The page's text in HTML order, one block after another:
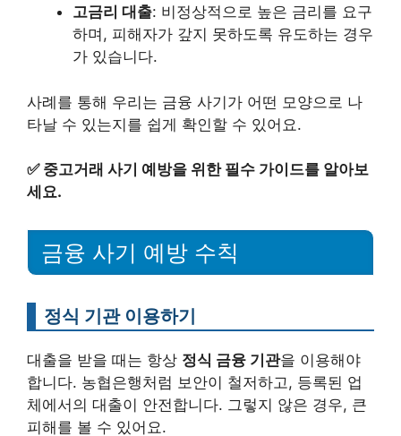
고금리 대출: 비정상적으로 높은 금리를 요구
하며, 피해자가 갚지 못하도록 유도하는 경우
가 있습니다.
사례를 통해 우리는 금융 사기가 어떤 모양으로 나
타날 수 있는지를 쉽게 확인할 수 있어요.
✅ 중고거래 사기 예방을 위한 필수 가이드를 알아보
세요.
금융 사기 예방 수칙
정식 기관 이용하기
대출을 받을 때는 항상 정식 금융 기관을 이용해야
합니다. 농협은행처럼 보안이 철저하고, 등록된 업
체에서의 대출이 안전합니다. 그렇지 않은 경우, 큰
피해를 볼 수 있어요.